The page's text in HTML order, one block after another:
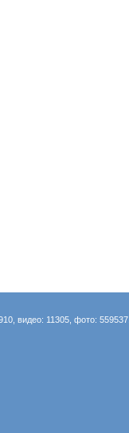
видео: 11305, фото: 559537.